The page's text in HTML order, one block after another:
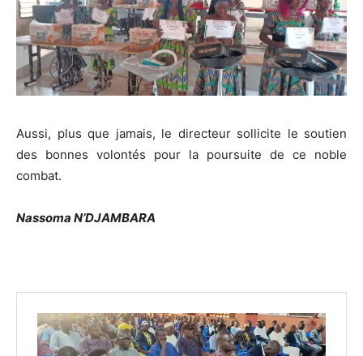
Aussi, plus que jamais, le directeur sollicite le soutien
des bonnes volontés pour la poursuite de ce noble
combat.
Nassoma N’DJAMBARA